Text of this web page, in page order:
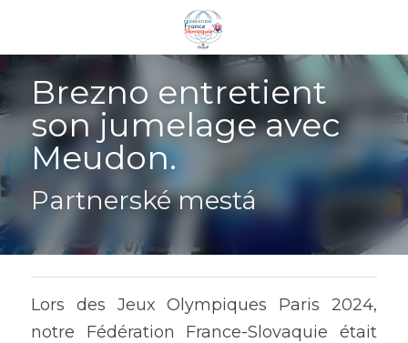
Brezno entretient
son jumelage avec
Meudon.
Partnerské mestá
Lors des Jeux Olympiques Paris 2024,
notre Fédération France-Slovaquie était